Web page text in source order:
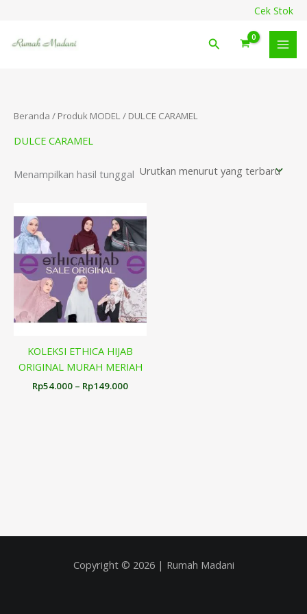
konten
Cek Stok
Cari
Beranda / Produk MODEL / DULCE CARAMEL
DULCE CARAMEL
Menampilkan hasil tunggal
KOLEKSI ETHICA HIJAB
ORIGINAL MURAH MERIAH
Rp54.000 – Rp149.000
harga:
Rp54.000
hingga
Rp149.000
Copyright © 2026 | Rumah Madani